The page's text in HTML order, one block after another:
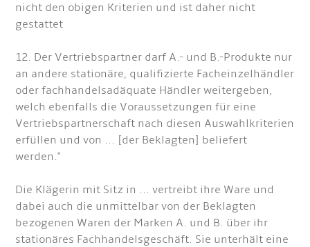
nicht den obigen Kriterien und ist daher nicht
gestattet
12. Der Vertriebspartner darf A.- und B.-Produkte nur
an andere stationäre, qualifizierte Facheinzelhändler
oder fachhandelsadäquate Händler weitergeben,
welch ebenfalls die Voraussetzungen für eine
Vertriebspartnerschaft nach diesen Auswahlkriterien
erfüllen und von ... [der Beklagten] beliefert
werden."
Die Klägerin mit Sitz in ... vertreibt ihre Ware und
dabei auch die unmittelbar von der Beklagten
bezogenen Waren der Marken A. und B. über ihr
stationäres Fachhandelsgeschäft. Sie unterhält eine